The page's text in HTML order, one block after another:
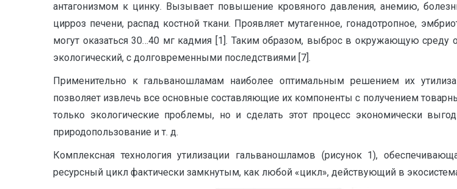
антагонизмом к цинку. Вызывает повышение кровяного давления, анемию,
цирроз печени, распад костной ткани. Проявляет мутагенное, гонадотропное,
могут оказаться 30…40 мг кадмия [1]. Таким образом, выброс в окружающую среду
экологический, с долговременными последствиями [7].
Применительно к гальваношламам наиболее оптимальным решением их
позволяет извлечь все основные составляющие их компоненты с получением
только экологические проблемы, но и сделать этот процесс экономически
природопользование и т. д.
Комплексная технология утилизации гальваношламов (рисунок 1),
ресурсный цикл фактически замкнутым, как любой «цикл», действующий в